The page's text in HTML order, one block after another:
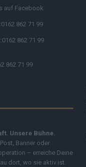
auf Facebook
0162 862 71 99
0162 862 71 99
862 71 99
Unsere Bühne.
Banner oder
– erreiche Deine
dort, wo sie aktiv ist.